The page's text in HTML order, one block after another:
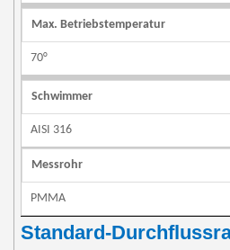
Max. Betriebstemperatur
70°
Schwimmer
AISI 316
Messrohr
PMMA
Standard-